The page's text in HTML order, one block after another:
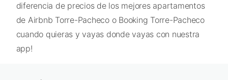
diferencia de precios de los mejores apartamentos
de Airbnb Torre-Pacheco o Booking Torre-Pacheco
cuando quieras y vayas donde vayas con nuestra
app!